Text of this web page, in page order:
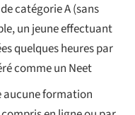
catégorie A (sans
un jeune effectuant
quelques heures par
comme un Neet
aucune formation